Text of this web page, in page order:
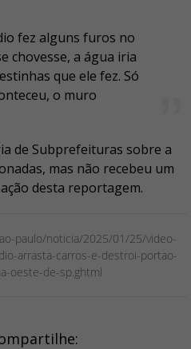
fez alguns furos no
chovesse, a água iria
que ele fez. Só
o muro
de Subprefeituras sobre a
mas não recebeu um
desta reportagem.
paulo/noticia/2025/01/25/video-
arrasta-carros-e-destroi-portao-
oeste-de-sp.ghtml